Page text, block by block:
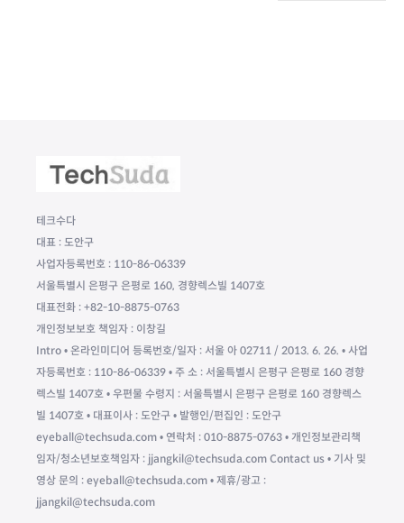
테크수다
대표 : 도안구
사업자등록번호 : 110-86-06339
서울특별시 은평구 은평로 160, 경향렉스빌 1407호
대표전화 : +82-10-8875-0763
개인정보보호 책임자 : 이창길
Intro • 온라인미디어 등록번호/일자 : 서울 아 02711 / 2013. 6. 26. • 사업
자등록번호 : 110-86-06339 • 주 소 : 서울특별시 은평구 은평로 160 경향
렉스빌 1407호 • 우편물 수령지 : 서울특별시 은평구 은평로 160 경향렉스
빌 1407호 • 대표이사 : 도안구 • 발행인/편집인 : 도안구
eyeball@techsuda.com • 연락처 : 010-8875-0763 • 개인정보관리책
임자/청소년보호책임자 : jjangkil@techsuda.com Contact us • 기사 및
영상 문의 : eyeball@techsuda.com • 제휴/광고 :
jjangkil@techsuda.com